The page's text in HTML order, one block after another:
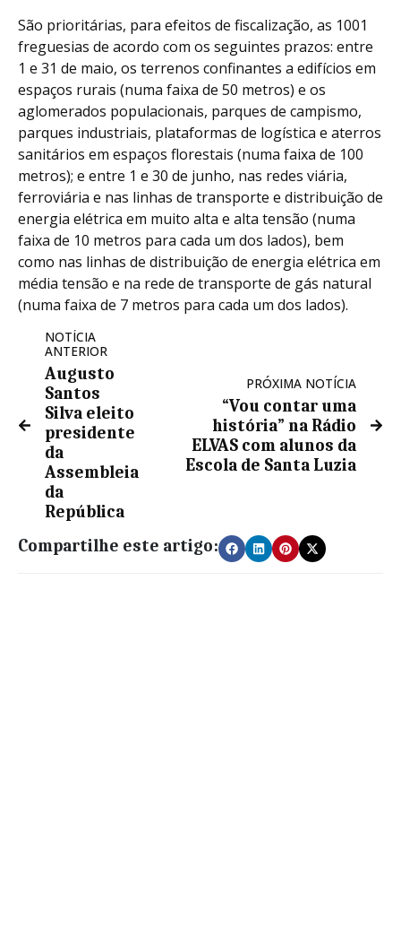
São prioritárias, para efeitos de fiscalização, as 1001
freguesias de acordo com os seguintes prazos: entre
1 e 31 de maio, os terrenos confinantes a edifícios em
espaços rurais (numa faixa de 50 metros) e os
aglomerados populacionais, parques de campismo,
parques industriais, plataformas de logística e aterros
sanitários em espaços florestais (numa faixa de 100
metros); e entre 1 e 30 de junho, nas redes viária,
ferroviária e nas linhas de transporte e distribuição de
energia elétrica em muito alta e alta tensão (numa
faixa de 10 metros para cada um dos lados), bem
como nas linhas de distribuição de energia elétrica em
média tensão e na rede de transporte de gás natural
(numa faixa de 7 metros para cada um dos lados).
NOTÍCIA
ANTERIOR
Augusto
Santos
Silva eleito
presidente
da
Assembleia
da
República
PRÓXIMA NOTÍCIA
“Vou contar uma
história” na Rádio
ELVAS com alunos da
Escola de Santa Luzia
Compartilhe este artigo: